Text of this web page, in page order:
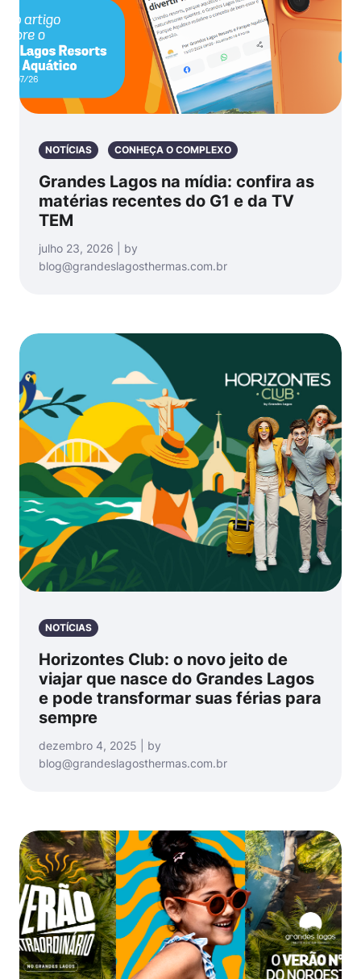
NOTÍCIAS CONHEÇA O COMPLEXO
Grandes Lagos na mídia: confira as
matérias recentes do G1 e da TV
TEM
julho 23, 2026 | by
blog@grandeslagosthermas.com.br
NOTÍCIAS
Horizontes Club: o novo jeito de
viajar que nasce do Grandes Lagos
e pode transformar suas férias para
sempre
dezembro 4, 2025 | by
blog@grandeslagosthermas.com.br